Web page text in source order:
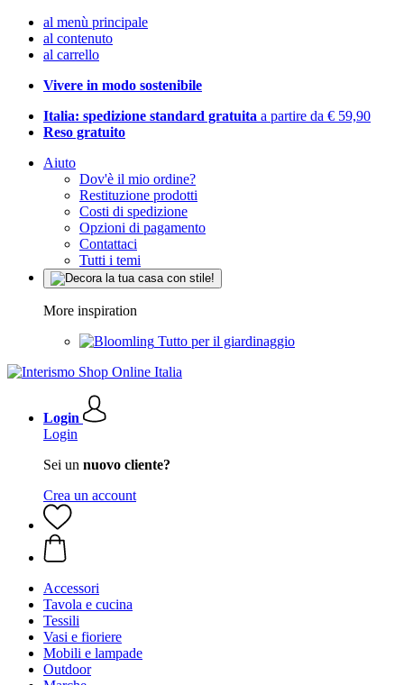
al menù principale
al contenuto
al carrello
Vivere in modo sostenibile
Italia: spedizione standard gratuita a partire da € 59,90
Reso gratuito
Aiuto
Dov'è il mio ordine?
Restituzione prodotti
Costi di spedizione
Opzioni di pagamento
Contattaci
Tutti i temi
More inspiration
Tutto per il giardinaggio
Login
Login
Sei un nuovo cliente?
Crea un account
Accessori
Tavola e cucina
Tessili
Vasi e fioriere
Mobili e lampade
Outdoor